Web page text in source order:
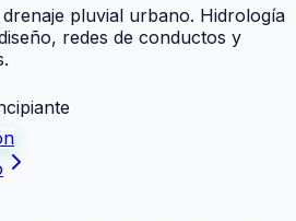
drenaje pluvial urbano. Hidrología
redes de conductos y